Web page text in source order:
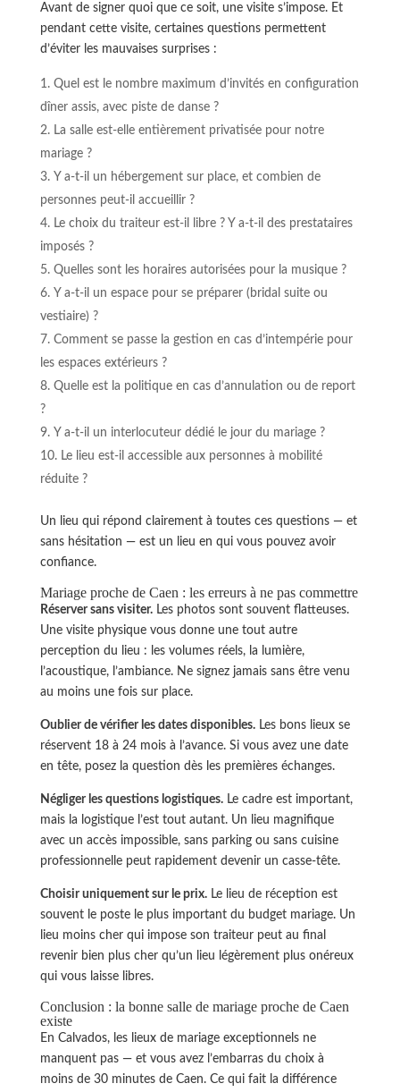
Avant de signer quoi que ce soit, une visite s’impose. Et
pendant cette visite, certaines questions permettent
d’éviter les mauvaises surprises :
Quel est le nombre maximum d’invités en configuration
dîner assis, avec piste de danse ?
La salle est-elle entièrement privatisée pour notre
mariage ?
Y a-t-il un hébergement sur place, et combien de
personnes peut-il accueillir ?
Le choix du traiteur est-il libre ? Y a-t-il des prestataires
imposés ?
Quelles sont les horaires autorisées pour la musique ?
Y a-t-il un espace pour se préparer (bridal suite ou
vestiaire) ?
Comment se passe la gestion en cas d’intempérie pour
les espaces extérieurs ?
Quelle est la politique en cas d’annulation ou de report
?
Y a-t-il un interlocuteur dédié le jour du mariage ?
Le lieu est-il accessible aux personnes à mobilité
réduite ?
Un lieu qui répond clairement à toutes ces questions — et
sans hésitation — est un lieu en qui vous pouvez avoir
confiance.
Mariage proche de Caen : les erreurs à ne pas commettre
Réserver sans visiter.Les photos sont souvent flatteuses.
Une visite physique vous donne une tout autre
perception du lieu : les volumes réels, la lumière,
l’acoustique, l’ambiance. Ne signez jamais sans être venu
au moins une fois sur place.
Oublier de vérifier les dates disponibles.Les bons lieux se
réservent 18 à 24 mois à l’avance. Si vous avez une date
en tête, posez la question dès les premières échanges.
Négliger les questions logistiques.Le cadre est important,
mais la logistique l’est tout autant. Un lieu magnifique
avec un accès impossible, sans parking ou sans cuisine
professionnelle peut rapidement devenir un casse-tête.
Choisir uniquement sur le prix.Le lieu de réception est
souvent le poste le plus important du budget mariage. Un
lieu moins cher qui impose son traiteur peut au final
revenir bien plus cher qu’un lieu légèrement plus onéreux
qui vous laisse libres.
Conclusion : la bonne salle de mariage proche de Caen
existe
En Calvados, les lieux de mariage exceptionnels ne
manquent pas — et vous avez l’embarras du choix à
moins de 30 minutes de Caen. Ce qui fait la différence